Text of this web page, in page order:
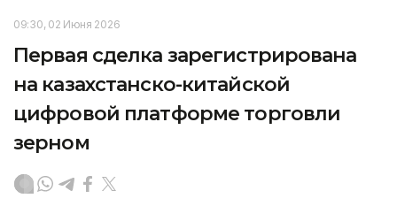
09:30, 02 Июня 2026
Первая сделка зарегистрирована
на казахстанско-китайской
цифровой платформе торговли
зерном